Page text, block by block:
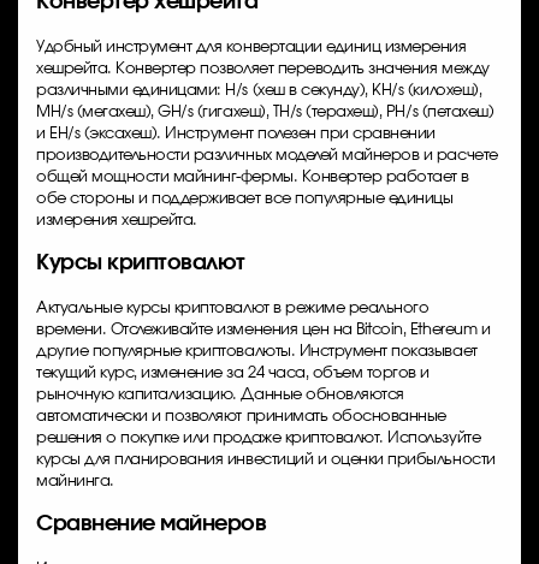
Удобный инструмент для конвертации единиц измерения
хешрейта. Конвертер позволяет переводить значения между
различными единицами: H/s (хеш в секунду), KH/s (килохеш),
MH/s (мегахеш), GH/s (гигахеш), TH/s (терахеш), PH/s (петахеш)
и EH/s (эксахеш). Инструмент полезен при сравнении
производительности различных моделей майнеров и расчете
общей мощности майнинг-фермы. Конвертер работает в
обе стороны и поддерживает все популярные единицы
измерения хешрейта.
Курсы криптовалют
Актуальные курсы криптовалют в режиме реального
времени. Отслеживайте изменения цен на Bitcoin, Ethereum и
другие популярные криптовалюты. Инструмент показывает
текущий курс, изменение за 24 часа, объем торгов и
рыночную капитализацию. Данные обновляются
автоматически и позволяют принимать обоснованные
решения о покупке или продаже криптовалют. Используйте
курсы для планирования инвестиций и оценки прибыльности
майнинга.
Сравнение майнеров